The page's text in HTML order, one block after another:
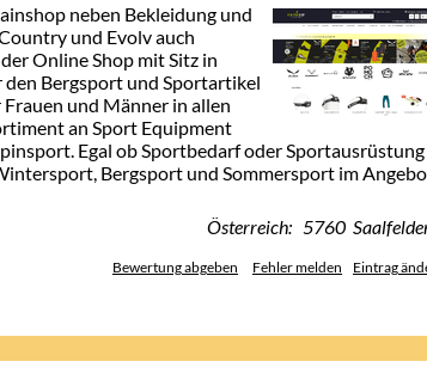
neben Bekleidung und
und Evolv auch
Online Shop mit Sitz in
Bergsport und Sportartikel
und Männer in allen
an Sport Equipment
Egal ob Sportbedarf oder
Bergsport und Sommersport im
Österreich: 5760
Bewertung abgeben Fehler melden Eintrag